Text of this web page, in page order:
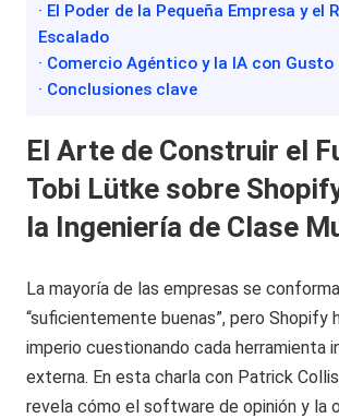
· El Poder de la Pequeña Empresa y el
Escalado
· Comercio Agéntico y la IA con Gusto
· Conclusiones clave
El Arte de Construir el
Tobi Lütke sobre
la Ingeniería de Clase
La mayoría de las empresas se
“suficientemente buenas”, pero Shopify
imperio cuestionando cada herramienta
externa. En esta charla con Patrick
revela cómo el software de opinión y la